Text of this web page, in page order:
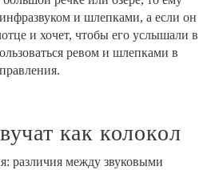
и шлепками, а если он
и хочет, чтобы его услышали в
ревом и шлепками в
как колокол
различия между звуковыми